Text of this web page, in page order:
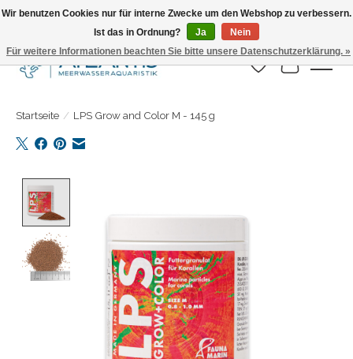
Täglicher Versand. Bestelle bis 15.00 Uhr
Wunschzettel
Ihr
Startseite / LPS Grow and Color M - 145 g
Wir benutzen Cookies nur für interne Zwecke um den Webshop zu verbessern.
Ist das in Ordnung?
Ja
Nein
Für weitere Informationen beachten Sie bitte unsere Datenschutzerklärung. »